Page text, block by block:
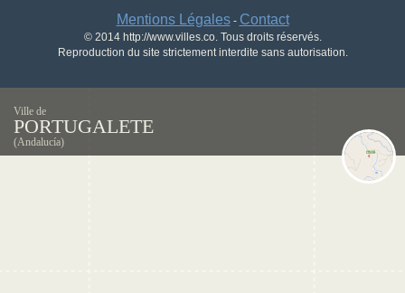
Mentions Légales- Contact
© 2014 http://www.villes.co. Tous droits réservés.
Reproduction du site strictement interdite sans autorisation.
Ville de
PORTUGALETE
(Andalucía)